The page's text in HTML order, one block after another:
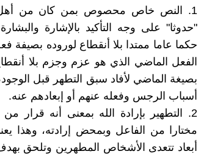
1. النص خاص محصوص بمن كان من أهل
"حدوثا" على وجه التأكيد بالإشارة
حكما عاما ممتدا بلا أنقطاع لوروده
الفعل الماضي الذي هو عزم وجزم بلا
بصيغة الماضي لأفاد سبق التطهر قبل
أسباب الرجس وفعله عنهم أو إبعادهم عنه.
2. التطهير بإرادة الله بمعنى أنه قرار
مختارا من الفاعل وبمحض إرادته، وهذا
أبعاد تتعدى الأشخاص المطهرين وتلحق